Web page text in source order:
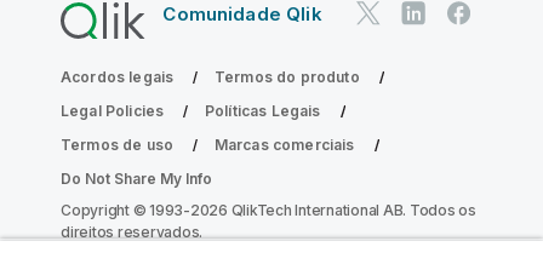
Comunidade Qlik
Acordos legais
Termos do produto
Legal Policies
Políticas Legais
Termos de uso
Marcas comerciais
Do Not Share My Info
Copyright © 1993-2026 QlikTech International AB. Todos os
direitos reservados.